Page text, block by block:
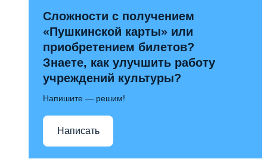
Сложности с получением
«Пушкинской карты» или
приобретением билетов?
Знаете, как улучшить работу
учреждений культуры?
Напишите — решим!
Написать